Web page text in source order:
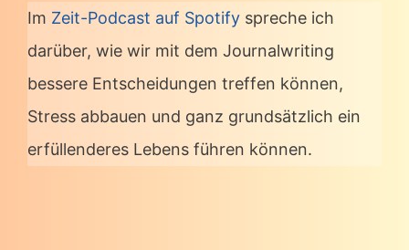
Im Zeit-Podcast auf Spotify spreche ich
darüber, wie wir mit dem Journalwriting
bessere Entscheidungen treffen können,
Stress abbauen und ganz grundsätzlich ein
erfüllenderes Lebens führen können.